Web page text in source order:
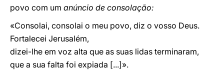
povo com um anúncio de consolação:
«Consolai, consolai o meu povo, diz o vosso Deus.
Fortalecei Jerusalém,
dizei-lhe em voz alta que as suas lidas terminaram,
que a sua falta foi expiada [...]».